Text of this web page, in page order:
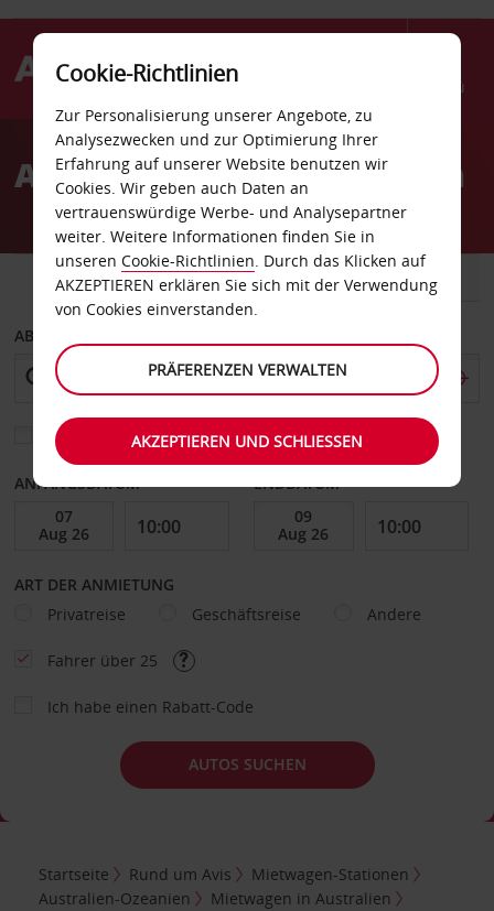
Menü
AvisAutovermietung Hamilton
FAHRZEUG TRANSPORTER
ABHOLEN VON
Eine andere Rückgabestation auswählen
ANFANGSDATUM ENDDATUM
ART DER ANMIETUNG
Privatreise
Geschäftsreise Andere
Fahrer über 25
Ich habe einen Rabatt-Code
AUTOS SUCHEN
Startseite Rund um Avis
Mietwagen-Stationen
Australien-Ozeanien
Mietwagen in Australien
Cookie-Richtlinien
Zur Personalisierung unserer Angebote, zu
Analysezwecken und zur Optimierung Ihrer
Erfahrung auf unserer Website benutzen wir
Cookies. Wir geben auch Daten an
vertrauenswürdige Werbe- und Analysepartner
weiter. Weitere Informationen finden Sie in
unseren Cookie-Richtlinien. Durch das Klicken auf
AKZEPTIEREN erklären Sie sich mit der Verwendung
von Cookies einverstanden.
PRÄFERENZEN VERWALTEN
AKZEPTIEREN UND SCHLIESSEN